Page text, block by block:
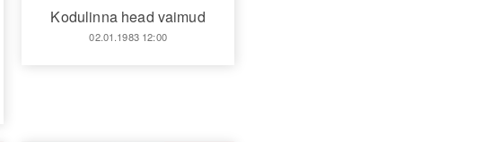
Kodulinna head vaimud
02.01.1983 12:00